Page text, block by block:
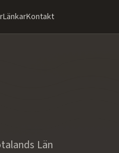
LänkarKontakt
Län